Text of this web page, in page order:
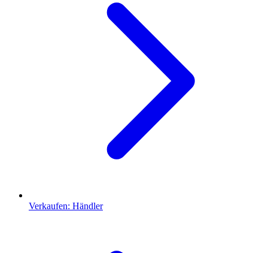
Verkaufen: Händler